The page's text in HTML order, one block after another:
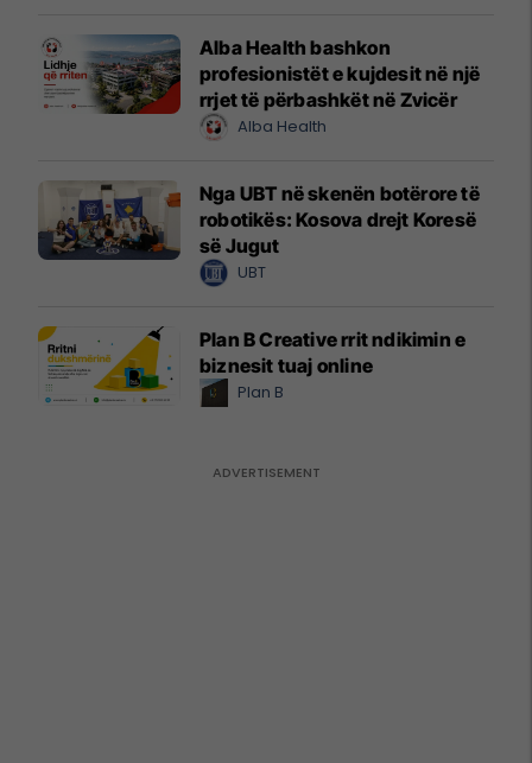
Alba Health bashkon
profesionistët e kujdesit në një
rrjet të përbashkët në Zvicër
Alba Health
Nga UBT në skenën botërore të
robotikës: Kosova drejt Koresë
së Jugut
UBT
Plan B Creative rrit ndikimin e
biznesit tuaj online
Plan B